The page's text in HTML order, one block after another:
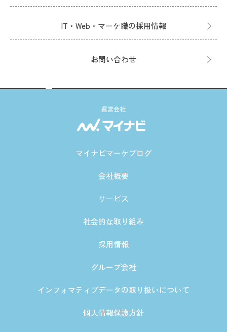
IT・Web・マーケ職の採用情報
お問い合わせ
運営会社
マイナビマーケブログ
会社概要
サービス
社会的な取り組み
採用情報
グループ会社
インフォマティブデータの取り扱いについて
個人情報保護方針